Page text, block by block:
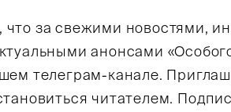
за свежими новостями,
анонсами
телеграм-канале.
читателем.